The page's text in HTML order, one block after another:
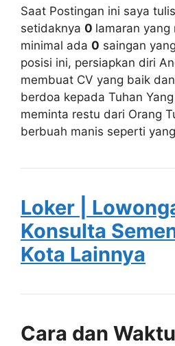
Saat Postingan ini saya
setidaknya 0 lamaran yang
minimal ada 0 saingan
posisi ini, persiapkan diri
membuat CV yang baik
berdoa kepada Tuhan
meminta restu dari Orang
berbuah manis seperti
Loker |
Konsulta
Kota Lainnya
Cara dan